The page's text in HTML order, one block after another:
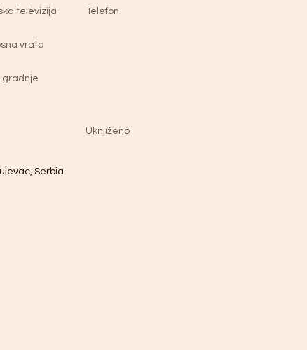
televizija
Telefon
vrata
gradnje
Uknjiženo
Serbia